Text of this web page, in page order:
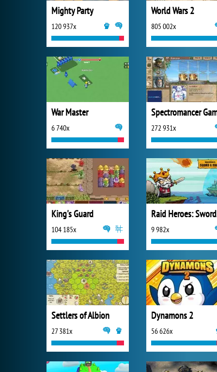
Mighty Party
120 937x
World Wars 2
805 002x
War Master
6 740x 272 931x
King's Guard
104 185x 9 982x
Settlers of Albion
27 381x
Dynamons 2
56 626x